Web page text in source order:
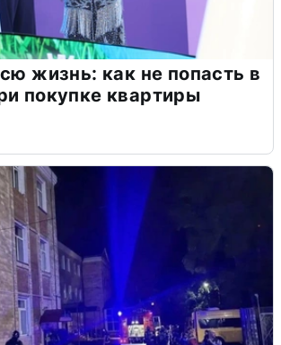
жизнь: как не попасть в
покупке квартиры